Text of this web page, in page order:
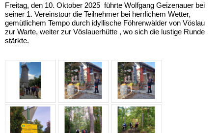
Freitag, den 10. Oktober 2025 führte Wolfgang Geizenauer bei
seiner 1. Vereinstour die Teilnehmer bei herrlichem Wetter,
gemütlichem Tempo durch idyllische Föhrenwälder von Vöslau
zur Warte, weiter zur Vöslauerhütte , wo sich die lustige Runde
stärkte.